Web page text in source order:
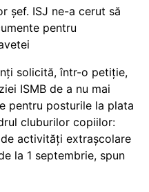
șef. ISJ ne-a cerut să
pentru
solicită, într-o petiție,
ISMB de a nu mai
pentru posturile la plata
cluburilor copiilor:
activități extrașcolare
la 1 septembrie, spun